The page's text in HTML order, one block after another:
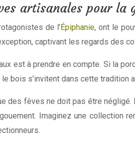
artisanales pour la
de l’ Épiphanie, ont le
captivant les regards
est à prendre en compte. Si la
bois s’invitent dans cette tradition
des fèves ne doit pas être
Imaginez une collection